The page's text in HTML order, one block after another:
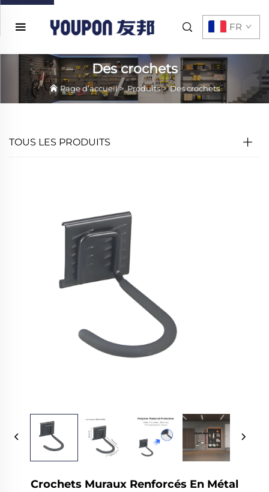
FR
Des crochets
Page d’accueil>Produits>Des crochets
TOUS LES PRODUITS
Crochets Muraux Renforcés En Métal